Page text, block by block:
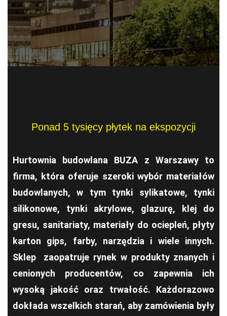
Ponad 5 tysięcy płytek na ekspozycji
Hurtownia budowlana BUZA z Warszawy to
firma, która oferuje szeroki wybór materiałów
budowlanych, w tym tynki sylikatowe, tynki
silikonowe, tynki akrylowe, glazurę, klej do
gresu, sanitariaty, materiały do ociepleń, płyty
karton gips, farby, narzędzia i wiele innych.
Sklep zaopatruje rynek w produkty znanych i
cenionych producentów, co zapewnia ich
wysoką jakość oraz trwałość. Każdorazowo
dokłada wszelkich starań, aby zamówienia były